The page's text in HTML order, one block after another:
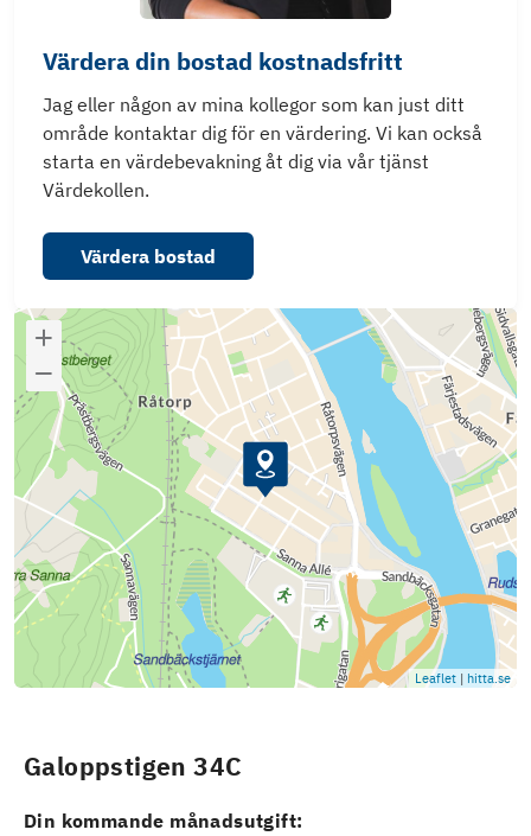
Värdera din bostad kostnadsfritt
Jag eller någon av mina kollegor som kan just ditt
område kontaktar dig för en värdering. Vi kan också
starta en värdebevakning åt dig via vår tjänst
Värdekollen.
Värdera bostad
Leaflet | hitta.se
Galoppstigen 34C
Din kommande månadsutgift: